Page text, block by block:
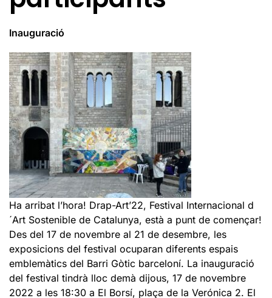
Inauguració
Ha arribat l’hora! Drap-Art’22, Festival Internacional d
´Art Sostenible de Catalunya, està a punt de començar!
Des del 17 de novembre al 21 de desembre, les
exposicions del festival ocuparan diferents espais
emblemàtics del Barri Gòtic barceloní. La inauguració
del festival tindrà lloc demà dijous, 17 de novembre
2022 a les 18:30 a El Borsí, plaça de la Verónica 2. El